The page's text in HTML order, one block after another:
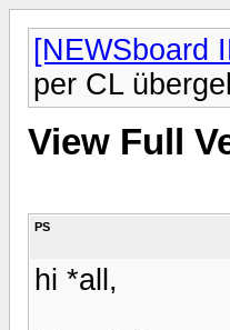
[NEWSboard
per CL
View Full
PS
hi *all,